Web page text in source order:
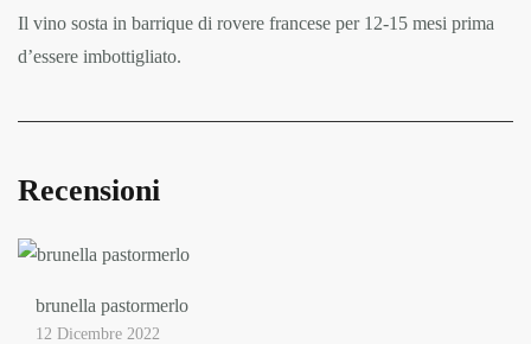
Il vino sosta in barrique di rovere francese per 12-15 mesi prima
d’essere imbottigliato.
Recensioni
brunella pastormerlo
12 Dicembre 2022